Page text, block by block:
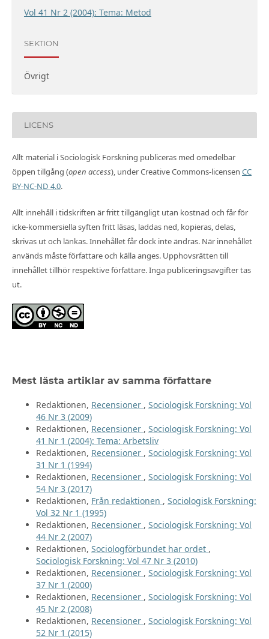
Vol 41 Nr 2 (2004): Tema: Metod
SEKTION
Övrigt
LICENS
Allt material i Sociologisk Forskning publiceras med omedelbar
öppen tillgång (open access), under Creative Commons-licensen CC
BY-NC-ND 4.0.
Allt innehåll i tidskriften är fritt tillgängligt utan kostnad och får för
icke-kommersiella syften fritt läsas, laddas ned, kopieras, delas,
skrivas ut och länkas. Innehållet får dock inte ändras. När innehållet
används måste författare och källa anges. Upphovsrätten till
innehållet tillhör respektive författare. Inga publiceringsavgifter tas
ut.
Mest lästa artiklar av samma författare
Redaktionen, Recensioner , Sociologisk Forskning: Vol
46 Nr 3 (2009)
Redaktionen, Recensioner , Sociologisk Forskning: Vol
41 Nr 1 (2004): Tema: Arbetsliv
Redaktionen, Recensioner , Sociologisk Forskning: Vol
31 Nr 1 (1994)
Redaktionen, Recensioner , Sociologisk Forskning: Vol
54 Nr 3 (2017)
Redaktionen, Från redaktionen , Sociologisk Forskning:
Vol 32 Nr 1 (1995)
Redaktionen, Recensioner , Sociologisk Forskning: Vol
44 Nr 2 (2007)
Redaktionen, Sociologförbundet har ordet ,
Sociologisk Forskning: Vol 47 Nr 3 (2010)
Redaktionen, Recensioner , Sociologisk Forskning: Vol
37 Nr 1 (2000)
Redaktionen, Recensioner , Sociologisk Forskning: Vol
45 Nr 2 (2008)
Redaktionen, Recensioner , Sociologisk Forskning: Vol
52 Nr 1 (2015)